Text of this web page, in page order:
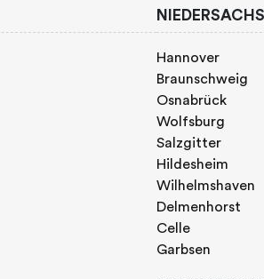
Hannover
Braunschweig
Osnabrück
Wolfsburg
Salzgitter
Hildesheim
Wilhelmshaven
Delmenhorst
Celle
Garbsen